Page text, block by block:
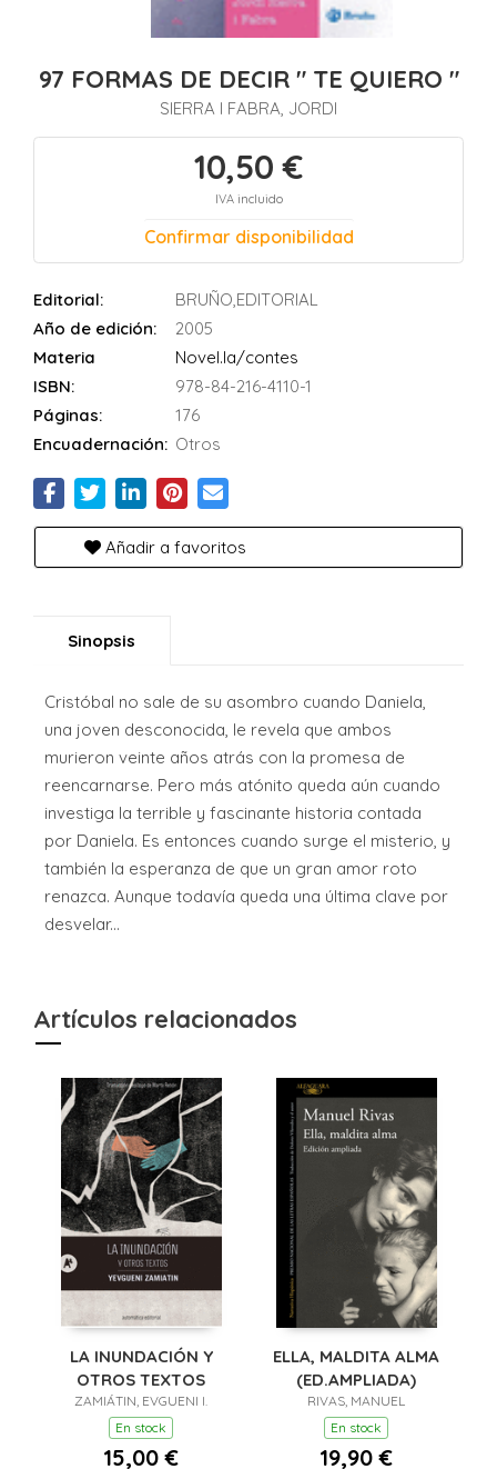
97 FORMAS DE DECIR " TE QUIERO "
SIERRA I FABRA, JORDI
10,50 €
IVA incluido
Confirmar disponibilidad
Editorial:
BRUÑO,EDITORIAL
Año de edición:
2005
Materia
Novel.la/contes
ISBN:
978-84-216-4110-1
Páginas:
176
Encuadernación: Otros
Añadir a favoritos
Sinopsis
Cristóbal no sale de su asombro cuando Daniela,
una joven desconocida, le revela que ambos
murieron veinte años atrás con la promesa de
reencarnarse. Pero más atónito queda aún cuando
investiga la terrible y fascinante historia contada
por Daniela. Es entonces cuando surge el misterio, y
también la esperanza de que un gran amor roto
renazca. Aunque todavía queda una última clave por
desvelar...
Artículos relacionados
LA INUNDACIÓN Y
OTROS TEXTOS
ZAMIÁTIN, EVGUENI I.
En stock
15,00 €
ELLA, MALDITA ALMA
(ED.AMPLIADA)
RIVAS, MANUEL
En stock
19,90 €